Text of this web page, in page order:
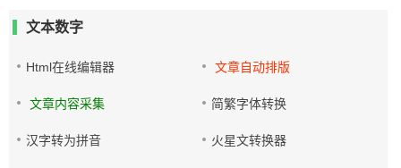
文本数字
Html在线编辑器 文章自动排版
文章内容采集 简繁字体转换
汉字转为拼音 火星文转换器